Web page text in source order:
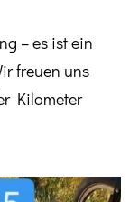
– es ist ein
freuen uns
Kilometer